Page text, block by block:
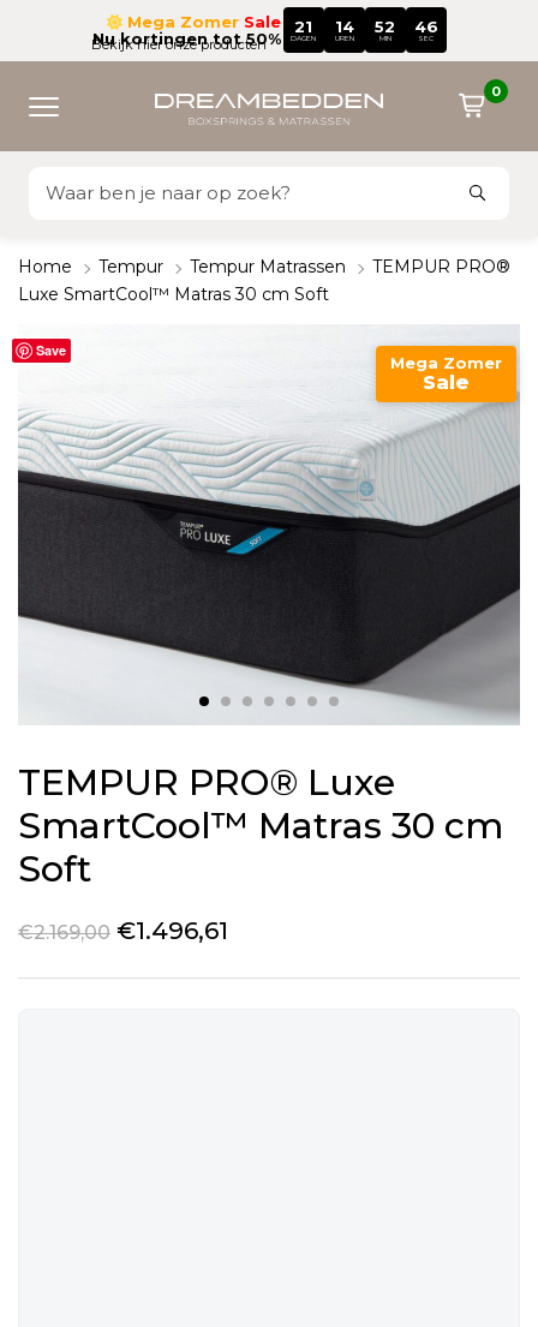
Mega Zomer Sale
Nu kortingen tot 50%
21
DAGEN
14
UREN
52
MIN
45
SEC
Bekijk hier onze producten
0
Home Tempur Tempur Matrassen
TEMPUR PRO®
Luxe SmartCool™ Matras 30 cm Soft
Mega Zomer
Sale
Save
TEMPUR PRO® Luxe
SmartCool™ Matras 30 cm
Soft
€2.169,00 €1.496,61